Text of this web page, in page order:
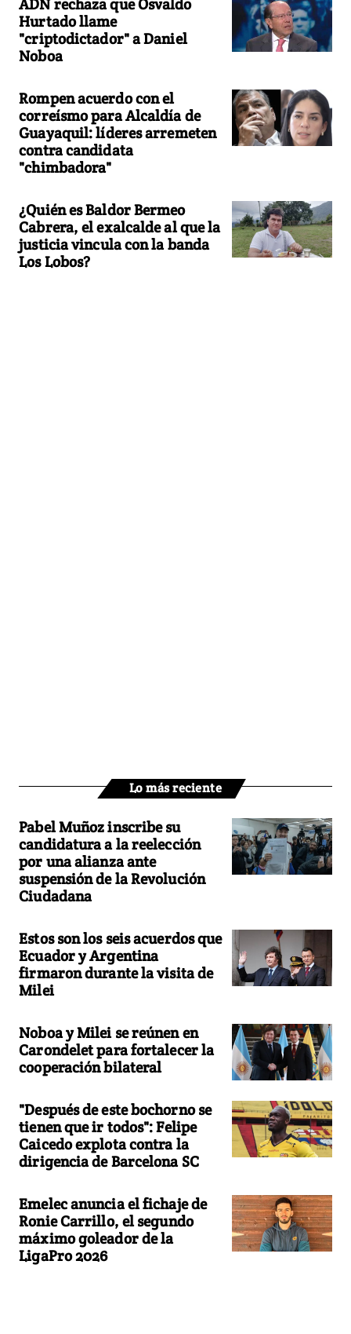
ADN rechaza que Osvaldo
Hurtado llame
"criptodictador" a Daniel
Noboa
Rompen acuerdo con el
correísmo para Alcaldía de
Guayaquil: líderes arremeten
contra candidata
"chimbadora"
¿Quién es Baldor Bermeo
Cabrera, el exalcalde al que la
justicia vincula con la banda
Los Lobos?
Lo más reciente
Pabel Muñoz inscribe su
candidatura a la reelección
por una alianza ante
suspensión de la Revolución
Ciudadana
Estos son los seis acuerdos que
Ecuador y Argentina
firmaron durante la visita de
Milei
Noboa y Milei se reúnen en
Carondelet para fortalecer la
cooperación bilateral
"Después de este bochorno se
tienen que ir todos": Felipe
Caicedo explota contra la
dirigencia de Barcelona SC
Emelec anuncia el fichaje de
Ronie Carrillo, el segundo
máximo goleador de la
LigaPro 2026